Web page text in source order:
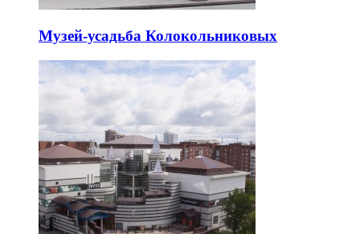
Музей-усадьба Колокольниковых